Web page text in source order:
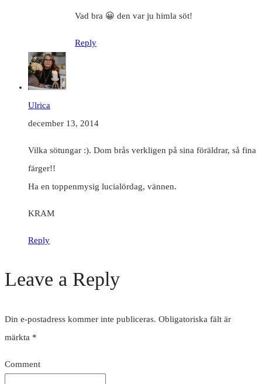
Vad bra 😀 den var ju himla söt!
Reply
Ulrica
december 13, 2014
Vilka sötungar :). Dom brås verkligen på sina föräldrar, så fina
färger!!
Ha en toppenmysig lucialördag, vännen.
KRAM
Reply
Leave a Reply
Din e-postadress kommer inte publiceras. Obligatoriska fält är
märkta *
Comment